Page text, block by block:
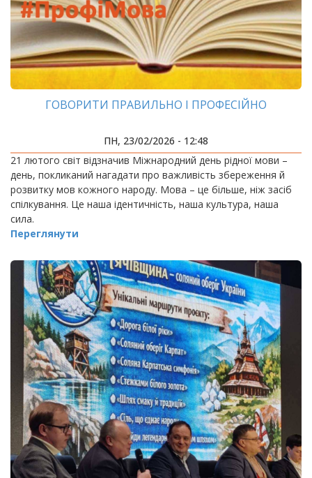
ГОВОРИТИ ПРАВИЛЬНО І ПРОФЕСІЙНО
ПН, 23/02/2026 - 12:48
21 лютого світ відзначив Міжнародний день рідної мови –
день, покликаний нагадати про важливість збереження й
розвитку мов кожного народу. Мова – це більше, ніж засіб
спілкування. Це наша ідентичність, наша культура, наша
сила.
Переглянути